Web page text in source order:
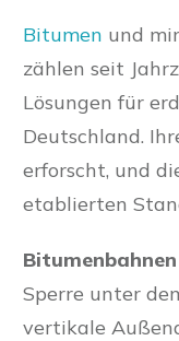
Bitumen und
zählen seit
Lösungen für
Deutschland.
erforscht, und
etablierten
Bitumenbahnen
Sperre unter
vertikale